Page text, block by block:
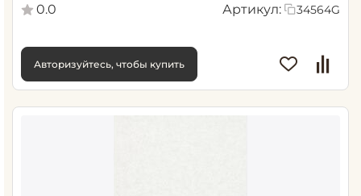
0.0
Артикул: 34564G
Авторизуйтесь, чтобы купить